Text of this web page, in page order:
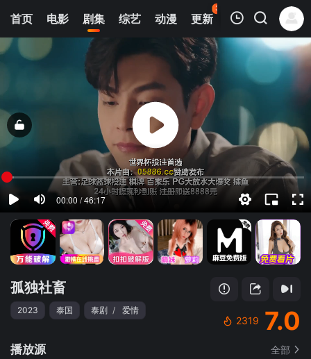
首页 电影 剧集 综艺 动漫 更新
35
热榜 APP
我的观影记录
第01集
孤独社畜
清空
孤独社畜
2023 泰国 泰剧 / 爱情
2319 7.0
播放源 全部